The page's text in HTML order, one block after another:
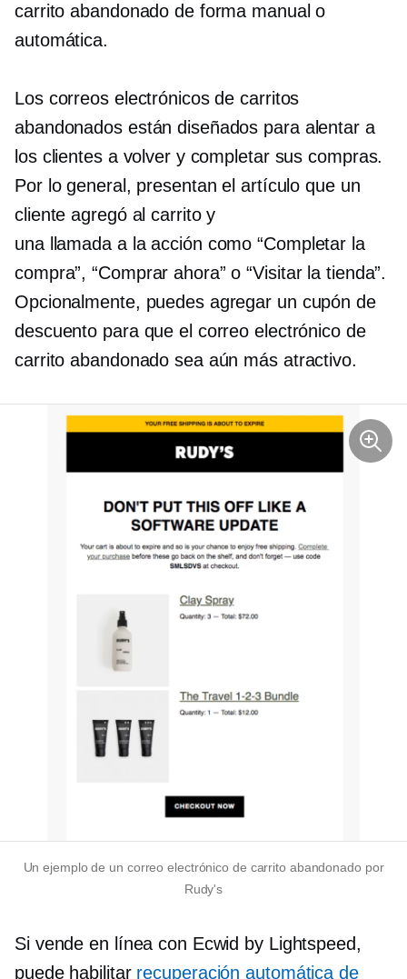
carrito abandonado de forma manual o
automática.
Los correos electrónicos de carritos
abandonados están diseñados para alentar a
los clientes a volver y completar sus compras.
Por lo general, presentan el artículo que un
cliente agregó al carrito y
una llamada a la acción como “Completar la
compra”, “Comprar ahora” o “Visitar la tienda”.
Opcionalmente, puedes agregar un cupón de
descuento para que el correo electrónico de
carrito abandonado sea aún más atractivo.
Un ejemplo de un correo electrónico de carrito abandonado por
Rudy's
Si vende en línea con Ecwid by Lightspeed,
puede habilitar recuperación automática de